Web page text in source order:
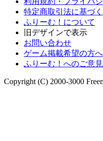
特定商取引法に基づ
ふりーむ！について
旧デザインで表示
お問い合わせ
ゲーム掲載希望の方へ
ふりーむ！へのご意
Copyright (C) 2000-3000